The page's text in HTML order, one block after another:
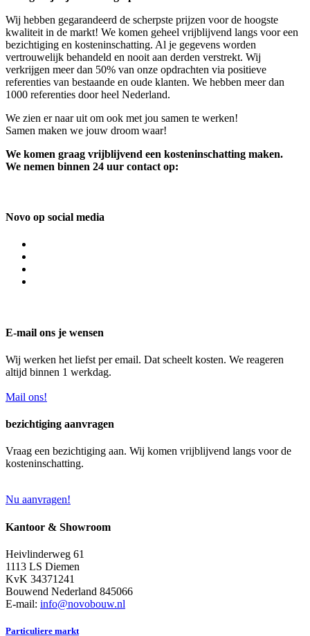
Wij hebben gegarandeerd de scherpste prijzen voor de hoogste
kwaliteit in de markt! We komen geheel vrijblijvend langs voor een
bezichtiging en kosteninschatting. Al je gegevens worden
vertrouwelijk behandeld en nooit aan derden verstrekt. Wij
verkrijgen meer dan 50% van onze opdrachten via positieve
referenties van bestaande en oude klanten. We hebben meer dan
1000 referenties door heel Nederland.
We zien er naar uit om ook met jou samen te werken!
Samen maken we jouw droom waar!
We komen graag vrijblijvend een kosteninschatting maken.
We nemen binnen 24 uur contact op:
Novo op social media
E-mail ons je wensen
Wij werken het liefst per email. Dat scheelt kosten. We reageren
altijd binnen 1 werkdag.
Mail ons!
bezichtiging aanvragen
Vraag een bezichtiging aan. Wij komen vrijblijvend langs voor de
kosteninschatting.
Nu aanvragen!
Kantoor & Showroom
Heivlinderweg 61
1113 LS Diemen
KvK 34371241
Bouwend Nederland 845066
E-mail: info@novobouw.nl
Particuliere markt